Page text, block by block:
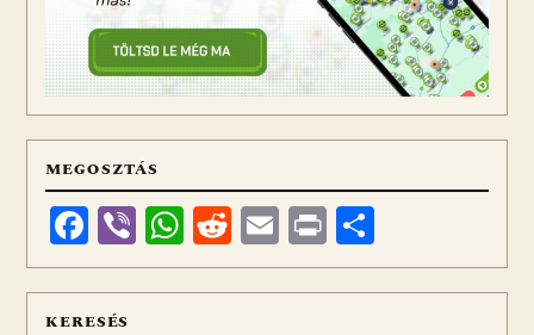
MEGOSZTÁS
Facebook
ViberWhatsApp
Reddit
Email
Print
meg
KERESÉS